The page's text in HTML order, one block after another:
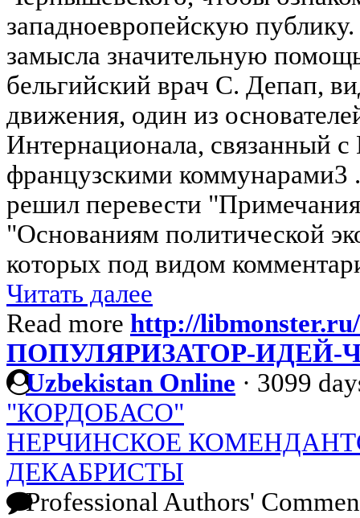
западноевропейскую
замысла значительную
бельгийский врач С. Депап,
движения, один из
Интернационала, связанный
французскими коммунарами3
решил перевести
"Основаниям политической
которых под видом
Читать далее
Read more http://
ПОПУЛЯРИЗАТОР-
Uzbekistan Online · 3099
"КОРДОБАСО"
НЕРЧИНСКОЕ
ДЕКАБРИСТЫ
Professional Authors'